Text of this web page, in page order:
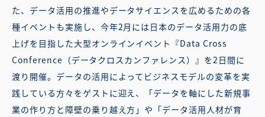
た、データ活用の推進やデータサイエンスを広めるための各
種イベントも実施し、今年2月には日本のデータ活用力の底
上げを目指した大型オンラインイベント『Data Cross
Conference（データクロスカンファレンス）』を2日間に
渡り開催。データの活用によってビジネスモデルの変革を実
践している方々をゲストに迎え、「データを軸にした新規事
業の作り方と障壁の乗り越え方」や「データ活用人材が育